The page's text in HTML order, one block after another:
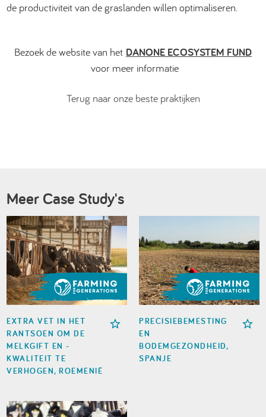
de productiviteit van de graslanden willen optimaliseren.
Bezoek de website van het DANONE ECOSYSTEM FUND
voor meer informatie
Terug naar onze beste praktijken
Meer Case Study's
EXTRA VET IN HET
RANTSOEN OM DE
MELKGIFT EN -
KWALITEIT TE
VERHOGEN, ROEMENIË
PRECISIEBEMESTING
EN
BODEMGEZONDHEID,
SPANJE